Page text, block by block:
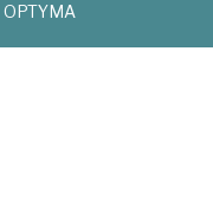
OPTYMA